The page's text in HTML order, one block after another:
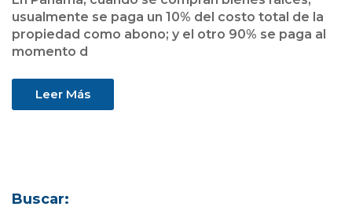
usualmente se paga un 10% del costo total de la
propiedad como abono; y el otro 90% se paga al
momento d
Leer Más
Buscar: